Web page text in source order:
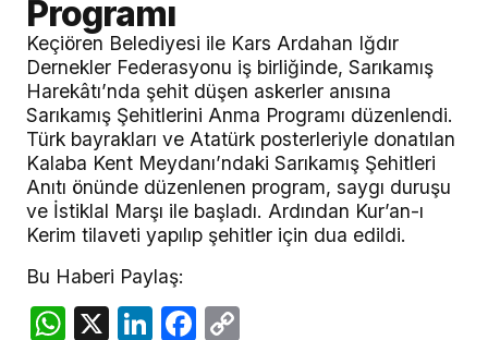
Programı
Keçiören Belediyesi ile Kars Ardahan Iğdır
Dernekler Federasyonu iş birliğinde, Sarıkamış
Harekâtı’nda şehit düşen askerler anısına
Sarıkamış Şehitlerini Anma Programı düzenlendi.
Türk bayrakları ve Atatürk posterleriyle donatılan
Kalaba Kent Meydanı’ndaki Sarıkamış Şehitleri
Anıtı önünde düzenlenen program, saygı duruşu
ve İstiklal Marşı ile başladı. Ardından Kur’an-ı
Kerim tilaveti yapılıp şehitler için dua edildi.
Bu Haberi Paylaş:
WhatsApp
X LinkedIn
Facebook